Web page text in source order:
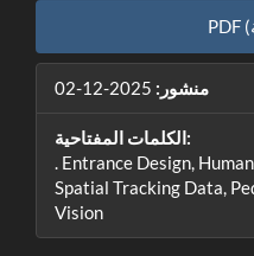
الجانبي
للمقالة منشور:
الكلمات المفتاحية:
. Entrance Design,
Spatial Tracking Data,
Vision